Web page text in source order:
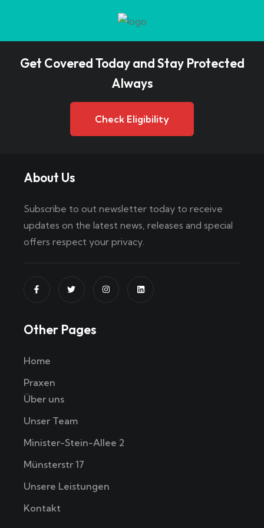
Get Covered Today and Stay Protected
Always
Check Eligibility
About Us
Subscribe to out newsletter today to receive
updates on the latest news, releases and special
offers respect your privacy.
Other Pages
Home
Praxen
Über uns
Unser Team
Minister-Stein-Allee 2
Münsterstr 17
Unsere Leistungen
Kontakt